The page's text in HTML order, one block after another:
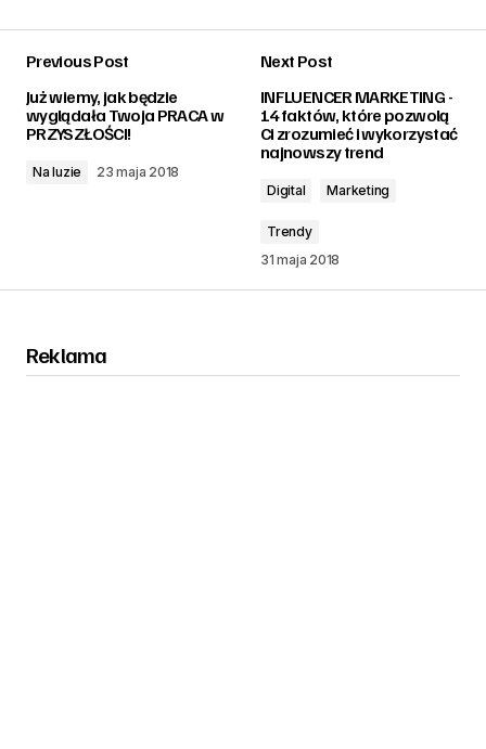
Previous Post
Już wiemy, jak będzie
wyglądała Twoja PRACA w
PRZYSZŁOŚCI!
Na luzie 23 maja 2018
Next Post
INFLUENCER MARKETING -
14 faktów, które pozwolą
Ci zrozumieć i wykorzystać
najnowszy trend
Digital Marketing
Trendy
31 maja 2018
Reklama